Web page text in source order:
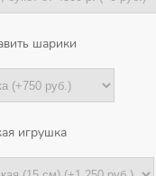
шарики
игрушка